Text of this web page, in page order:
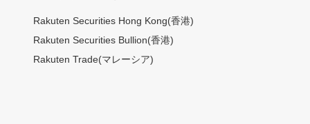
Rakuten Securities Hong Kong(香港)
Rakuten Securities Bullion(香港)
Rakuten Trade(マレーシア)